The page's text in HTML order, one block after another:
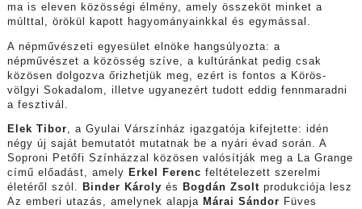
ma is eleven közösségi élmény, amely összeköt minket a
múlttal, örökül kapott hagyományainkkal és egymással.
A népművészeti egyesület elnöke hangsúlyozta: a
népművészet a közösség szíve, a kultúránkat pedig csak
közösen dolgozva őrizhetjük meg, ezért is fontos a Körös-
völgyi Sokadalom, illetve ugyanezért tudott eddig fennmaradni
a fesztivál.
Elek Tibor, a Gyulai Várszínház igazgatója kifejtette: idén
négy új saját bemutatót mutatnak be a nyári évad során. A
Soproni Petőfi Színházzal közösen valósítják meg a La Grange
című előadást, amely Erkel Ferenc feltételezett szerelmi
életéről szól.
Binder Károly és Bogdán Zsolt produkciója lesz
Az emberi utazás, amelynek alapja Márai Sándor Füves